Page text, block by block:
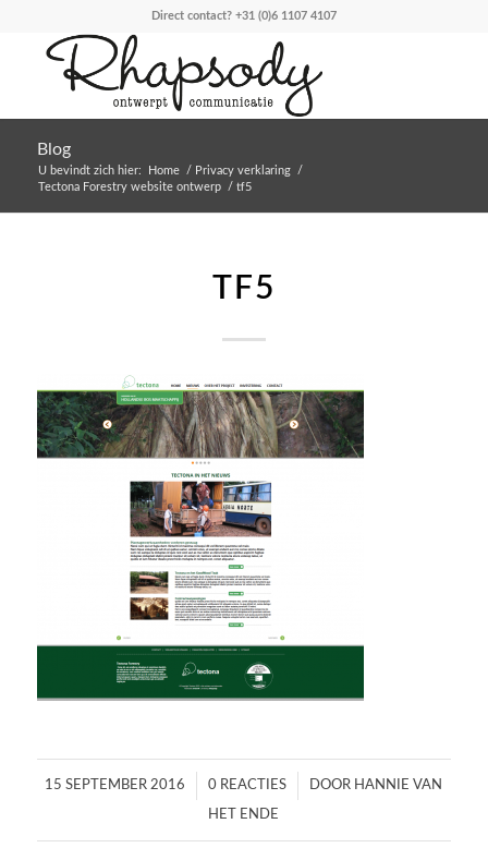
Direct contact? +31 (0)6 1107 4107
Blog
U bevindt zich hier: Home / Privacy verklaring
/
Tectona Forestry website ontwerp
/ tf5
TF5
15 SEPTEMBER 2016
/ 0 REACTIES
/ DOOR HANNIE VAN
HET ENDE